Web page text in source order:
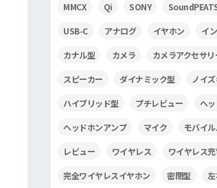
MMCX Qi SONY
USB-C アナログ イヤホン イ
カナル型 カメラ カメラアクセサリ
スピーカー ダイナミック型 ノイ
ハイブリッド型 プチレビュー ヘ
ヘッドホンアンプ マイク モバイ
レビュー ワイヤレス ワイヤレス
完全ワイヤレスイヤホン 密閉型